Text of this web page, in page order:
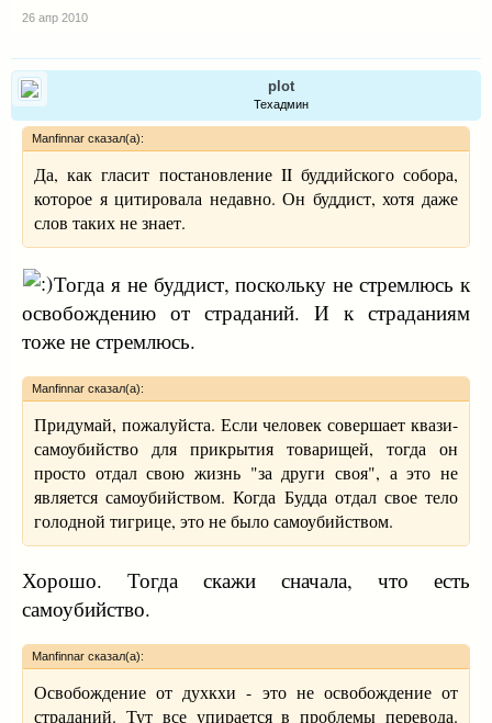
26 апр 2010
plot
Техадмин
Manfinnar сказал(а):
Да, как гласит постановление II буддийского собора,
которое я цитировала недавно. Он буддист, хотя даже
слов таких не знает.
Тогда я не буддист, поскольку не стремлюсь к
освобождению от страданий. И к страданиям
тоже не стремлюсь.
Manfinnar сказал(а):
Придумай, пожалуйста. Если человек совершает квази-
самоубийство для прикрытия товарищей, тогда он
просто отдал свою жизнь "за други своя", а это не
является самоубийством. Когда Будда отдал свое тело
голодной тигрице, это не было самоубийством.
Хорошо. Тогда скажи сначала, что есть
самоубийство.
Manfinnar сказал(а):
Освобождение от духкхи - это не освобождение от
страданий. Тут все упирается в проблемы перевода.